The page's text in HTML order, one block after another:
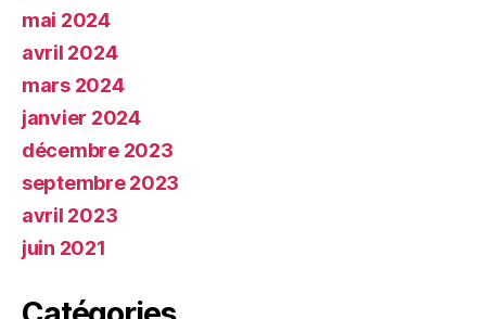
mai 2024
avril 2024
mars 2024
janvier 2024
décembre 2023
septembre 2023
avril 2023
juin 2021